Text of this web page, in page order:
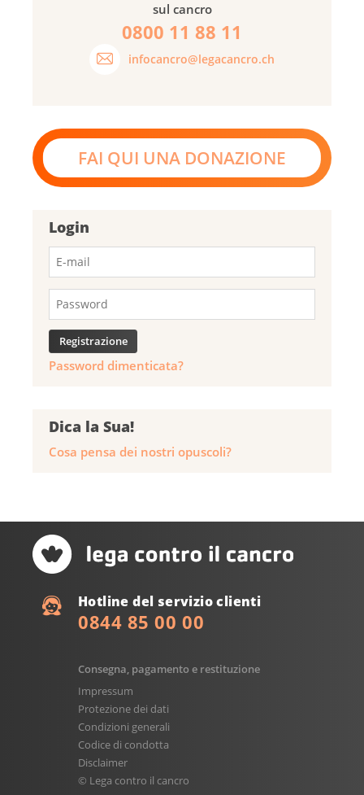
sul cancro
0800 11 88 11
infocancro@legacancro.ch
FAI QUI UNA DONAZIONE
Login
Password dimenticata?
Dica la Sua!
Cosa pensa dei nostri opuscoli?
Hotline del servizio clienti
0844 85 00 00
Consegna, pagamento e restituzione
Impressum
Protezione dei dati
Condizioni generali
Codice di condotta
Disclaimer
© Lega contro il cancro